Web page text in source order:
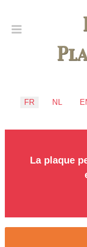
Sélectionnez votre
FR NL
La plaque